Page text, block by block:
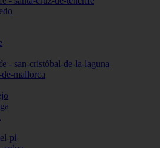
- san-cristóbal-de-la-laguna
mallorca
pi